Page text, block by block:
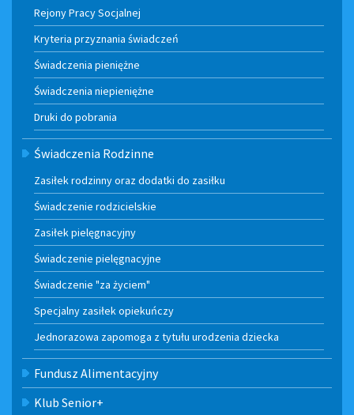
Rejony Pracy Socjalnej
Kryteria przyznania świadczeń
Świadczenia pieniężne
Świadczenia niepieniężne
Druki do pobrania
Świadczenia Rodzinne
Zasiłek rodzinny oraz dodatki do zasiłku
Świadczenie rodzicielskie
Zasiłek pielęgnacyjny
Świadczenie pielęgnacyjne
Świadczenie "za życiem"
Specjalny zasiłek opiekuńczy
Jednorazowa zapomoga z tytułu urodzenia dziecka
Fundusz Alimentacyjny
Klub Senior+